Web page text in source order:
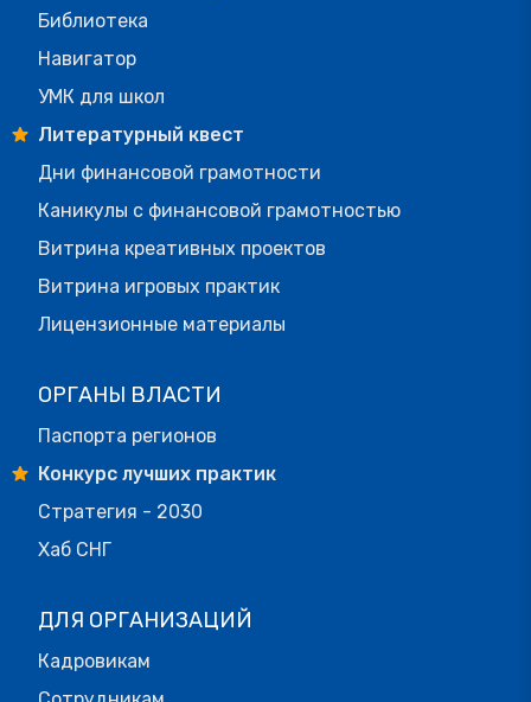
Библиотека
Навигатор
УМК для школ
Литературный квест
Дни финансовой грамотности
Каникулы с финансовой грамотностью
Витрина креативных проектов
Витрина игровых практик
Лицензионные материалы
ОРГАНЫ ВЛАСТИ
Паспорта регионов
Конкурс лучших практик
Стратегия - 2030
Хаб СНГ
ДЛЯ ОРГАНИЗАЦИЙ
Кадровикам